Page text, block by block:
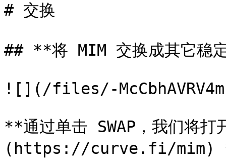
# 交换
## **将 MIM 交换成其它稳
![](/files/-
**通过单击 SWAP，我们
(https://curve.fi/mim) **